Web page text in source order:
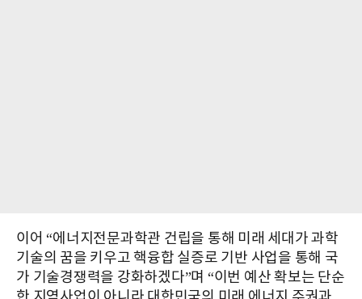
이어 “에너지전문과학관 건립을 통해 미래 세대가 과학
기술의 꿈을 키우고 핵융합 실증로 기반 사업을 통해 국
가 기술경쟁력을 강화하겠다”며 “이번 예산 확보는 단순